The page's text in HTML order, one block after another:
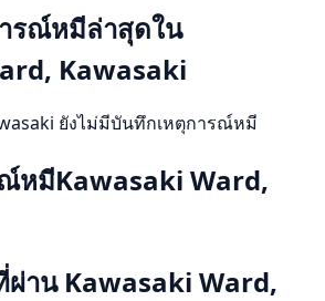
รณ์หมีล่าสุดใน
Kawasaki
ยังไม่มีบันทึกเหตุการณ์หมี
หมีKawasaki Ward,
ผ่าน Kawasaki Ward,